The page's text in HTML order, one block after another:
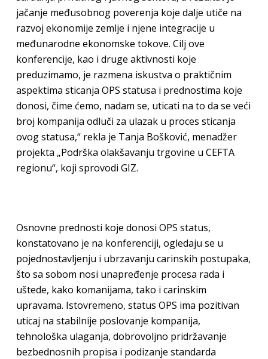
jačanje međusobnog poverenja koje dalje utiče na
razvoj ekonomije zemlje i njene integracije u
međunarodne ekonomske tokove. Cilj ove
konferencije, kao i druge aktivnosti koje
preduzimamo, je razmena iskustva o praktičnim
aspektima sticanja OPS statusa i prednostima koje
donosi, čime ćemo, nadam se, uticati na to da se veći
broj kompanija odluči za ulazak u proces sticanja
ovog statusa,“ rekla je Tanja Bošković, menadžer
projekta „Podrška olakšavanju trgovine u CEFTA
regionu“, koji sprovodi GIZ.
Osnovne prednosti koje donosi OPS status,
konstatovano je na konferenciji, ogledaju se u
pojednostavljenju i ubrzavanju carinskih postupaka,
što sa sobom nosi unapređenje procesa rada i
uštede, kako komanijama, tako i carinskim
upravama. Istovremeno, status OPS ima pozitivan
uticaj na stabilnije poslovanje kompanija,
tehnološka ulaganja, dobrovoljno pridržavanje
bezbednosnih propisa i podizanje standarda